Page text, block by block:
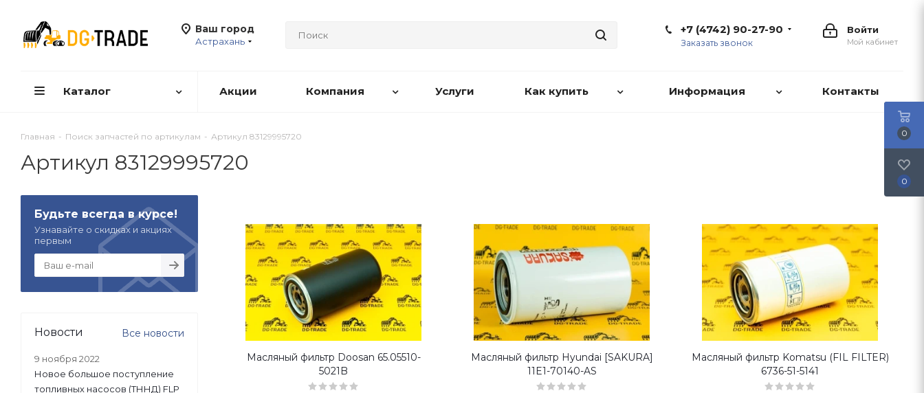
Ваш город
Астрахань
Войти
Мой кабинет
+7 (4742) 90-27-90
Заказать звонок
Каталог Акции Компания Услуги Как купить Информация Контакты
Главная - Поиск запчастей по артикулам - Артикул 83129995720
Артикул 83129995720
Масляный фильтр Doosan 65.05510-
5021B
Масляный фильтр Hyundai [SAKURA]
11E1-70140-AS
Масляный фильтр Komatsu (FIL FILTER)
6736-51-5141
Будьте всегда в курсе!
Узнавайте о скидках и акциях
первым
Новости Все новости
9 ноября 2022
Новое большое поступление
топливных насосов (ТННД) FLP
0
0